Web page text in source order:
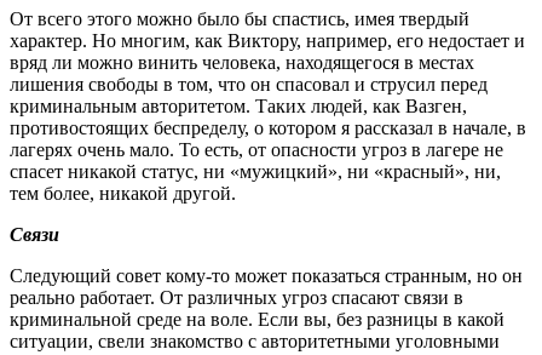
От всего этого можно было бы спастись, имея твердый
характер. Но многим, как Виктору, например, его недостает и
вряд ли можно винить человека, находящегося в местах
лишения свободы в том, что он спасовал и струсил перед
криминальным авторитетом. Таких людей, как Вазген,
противостоящих беспределу, о котором я рассказал в начале, в
лагерях очень мало. То есть, от опасности угроз в лагере не
спасет никакой статус, ни «мужицкий», ни «красный», ни,
тем более, никакой другой.
Связи
Следующий совет кому-то может показаться странным, но он
реально работает. От различных угроз спасают связи в
криминальной среде на воле. Если вы, без разницы в какой
ситуации, свели знакомство с авторитетными уголовными